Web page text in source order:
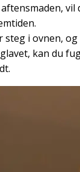
vil
steg i ovnen,
kan du